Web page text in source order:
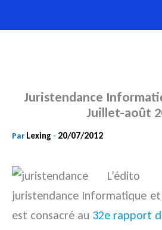
au
Juristendance
Juillet-août
Par Lexing - 20/07/2012
juristendance Informatique
est consacré au 32e rapport